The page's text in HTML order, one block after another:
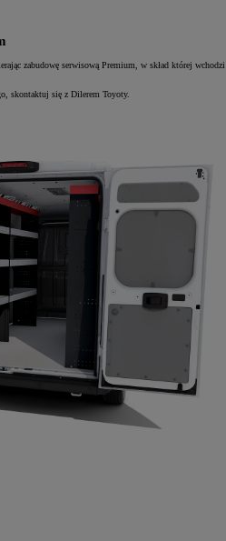
zabudowę serwisową Premium, w skład której wchodzi
skontaktuj się z Dilerem Toyoty.